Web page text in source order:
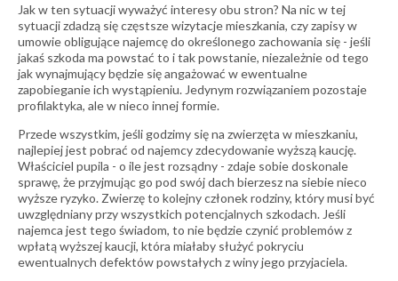
Jak w ten sytuacji wyważyć interesy obu stron? Na nic w tej
sytuacji zdadzą się częstsze wizytacje mieszkania, czy zapisy w
umowie obligujące najemcę do określonego zachowania się - jeśli
jakaś szkoda ma powstać to i tak powstanie, niezależnie od tego
jak wynajmujący będzie się angażować w ewentualne
zapobieganie ich wystąpieniu. Jedynym rozwiązaniem pozostaje
profilaktyka, ale w nieco innej formie.
Przede wszystkim, jeśli godzimy się na zwierzęta w mieszkaniu,
najlepiej jest pobrać od najemcy zdecydowanie wyższą kaucję.
Właściciel pupila - o ile jest rozsądny - zdaje sobie doskonale
sprawę, że przyjmując go pod swój dach bierzesz na siebie nieco
wyższe ryzyko. Zwierzę to kolejny członek rodziny, który musi być
uwzględniany przy wszystkich potencjalnych szkodach. Jeśli
najemca jest tego świadom, to nie będzie czynić problemów z
wpłatą wyższej kaucji, która miałaby służyć pokryciu
ewentualnych defektów powstałych z winy jego przyjaciela.